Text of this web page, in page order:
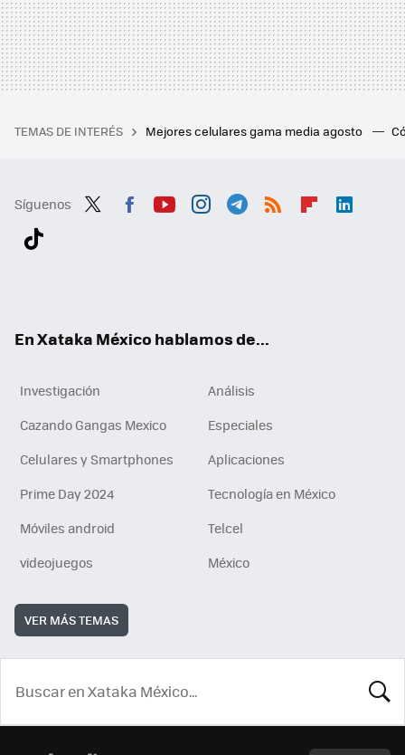
TEMAS DE INTERÉS Mejores celulares gama media agosto
Síguenos
En Xataka México hablamos de...
Investigación
Análisis
Cazando Gangas Mexico
Especiales
Celulares y Smartphones
Aplicaciones
Prime Day 2024
Tecnología en México
Móviles android
Telcel
videojuegos
México
VER MÁS TEMAS